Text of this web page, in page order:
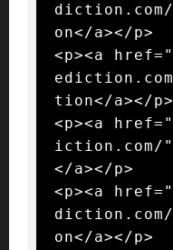
on</a></p>
<p><a
tion</a></p>
<p><a
iction.com/
</a></p>
<p><a
on</a></p>